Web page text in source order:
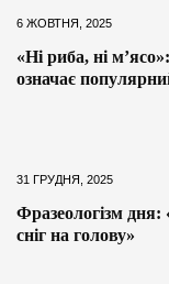
6 ЖОВТНЯ, 2025
«Ні риба, ні
означає
31 ГРУДНЯ, 2025
Фразеологізм дня:
сніг на голову»